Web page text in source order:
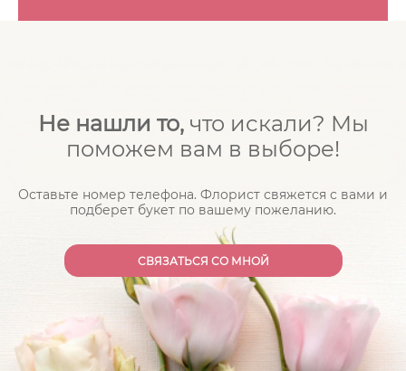
Не нашли то, что искали? Мы
поможем вам в выборе!
Оставьте номер телефона. Флорист свяжется с вами и
подберет букет по вашему пожеланию.
CВЯЗАТЬСЯ СО МНОЙ